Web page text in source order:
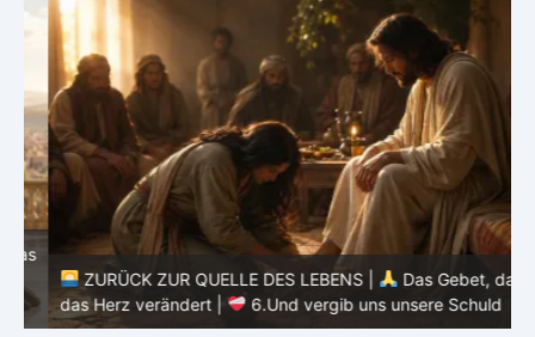
ZURÜCK ZUR QUELLE DES LEBENS |
Das Gebet, das
das Herz verändert |
6.Und vergib uns unsere Schuld